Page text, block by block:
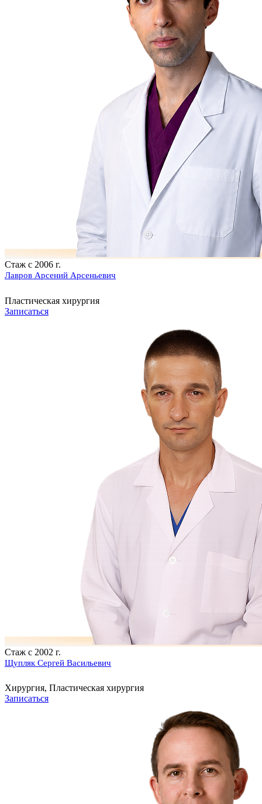
Стаж с 2006 г.
Лавров Арсений Арсеньевич
Пластическая хирургия
Записаться
Стаж с 2002 г.
Щупляк Сергей Васильевич
Хирургия, Пластическая хирургия
Записаться